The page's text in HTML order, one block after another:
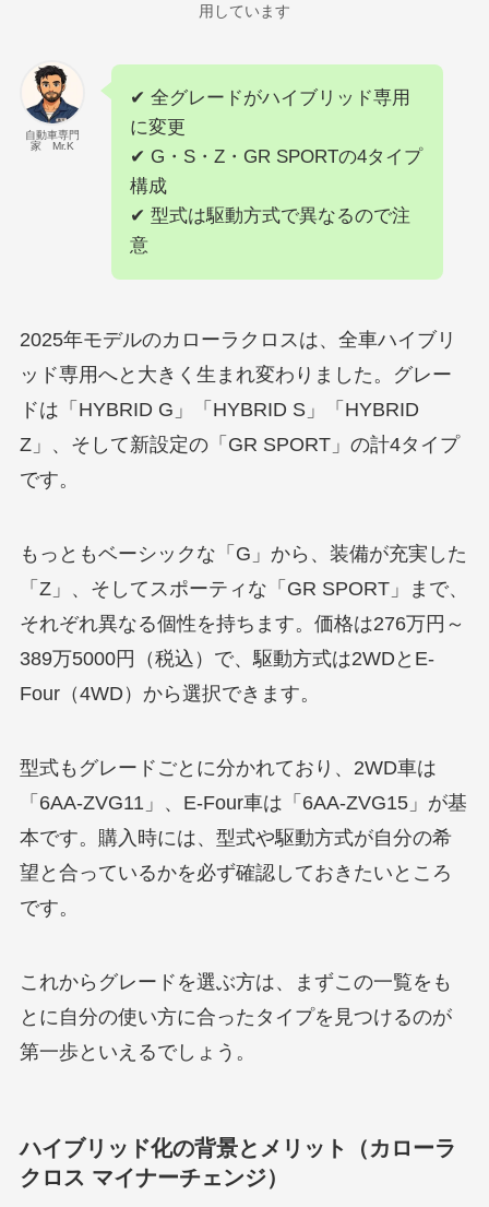
用しています
自動車専門
家 Mr.K
✔ 全グレードがハイブリッド専用
に変更
✔ G・S・Z・GR SPORTの4タイプ
構成
✔ 型式は駆動方式で異なるので注
意
2025年モデルのカローラクロスは、全車ハイブリ
ッド専用へと大きく生まれ変わりました。グレー
ドは「HYBRID G」「HYBRID S」「HYBRID
Z」、そして新設定の「GR SPORT」の計4タイプ
です。
もっともベーシックな「G」から、装備が充実した
「Z」、そしてスポーティな「GR SPORT」まで、
それぞれ異なる個性を持ちます。価格は276万円～
389万5000円（税込）で、駆動方式は2WDとE-
Four（4WD）から選択できます。
型式もグレードごとに分かれており、2WD車は
「6AA-ZVG11」、E-Four車は「6AA-ZVG15」が基
本です。購入時には、型式や駆動方式が自分の希
望と合っているかを必ず確認しておきたいところ
です。
これからグレードを選ぶ方は、まずこの一覧をも
とに自分の使い方に合ったタイプを見つけるのが
第一歩といえるでしょう。
ハイブリッド化の背景とメリット（カローラ
クロス マイナーチェンジ）